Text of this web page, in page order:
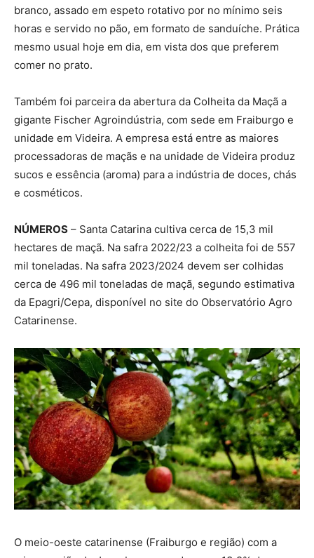
branco, assado em espeto rotativo por no mínimo seis
horas e servido no pão, em formato de sanduíche. Prática
mesmo usual hoje em dia, em vista dos que preferem
comer no prato.
Também foi parceira da abertura da Colheita da Maçã a
gigante Fischer Agroindústria, com sede em Fraiburgo e
unidade em Videira. A empresa está entre as maiores
processadoras de maçãs e na unidade de Videira produz
sucos e essência (aroma) para a indústria de doces, chás
e cosméticos.
NÚMEROS – Santa Catarina cultiva cerca de 15,3 mil
hectares de maçã. Na safra 2022/23 a colheita foi de 557
mil toneladas. Na safra 2023/2024 devem ser colhidas
cerca de 496 mil toneladas de maçã, segundo estimativa
da Epagri/Cepa, disponível no site do Observatório Agro
Catarinense.
O meio-oeste catarinense (Fraiburgo e região) com a